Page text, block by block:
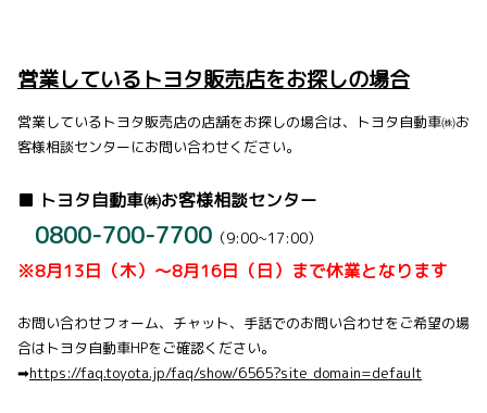
営業しているトヨタ販売店をお探しの場合
営業しているトヨタ販売店の店舗をお探しの場合は、トヨタ自動車㈱お
客様相談センターにお問い合わせください。
■ トヨタ自動車㈱お客様相談センター
0800-700-7700 （9:00~17:00）
※8月13日（木）～8月16日（日）まで休業となります
お問い合わせフォーム、チャット、手話でのお問い合わせをご希望の場
合はトヨタ自動車HPをご確認ください。
➡https://faq.toyota.jp/faq/show/6565?site_domain=default